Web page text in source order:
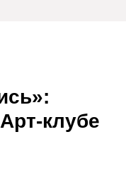
клубе